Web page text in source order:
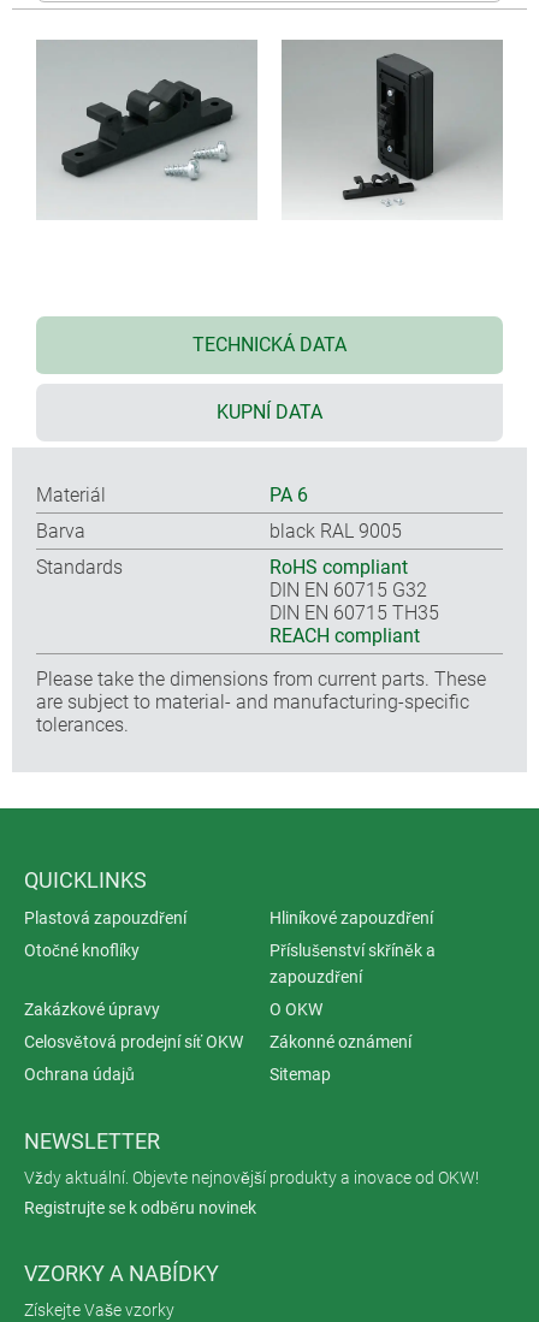
TECHNICKÁ DATA
KUPNÍ DATA
Materiál
PA 6
Barva
black RAL 9005
Standards
RoHS compliant
DIN EN 60715 G32
DIN EN 60715 TH35
REACH compliant
Please take the dimensions from current parts. These
are subject to material- and manufacturing-specific
tolerances.
QUICKLINKS
Plastová zapouzdření
Hliníkové zapouzdření
Otočné knoflíky
Příslušenství skříněk a
zapouzdření
Zakázkové úpravy
O OKW
Celosvětová prodejní síť OKW
Zákonné oznámení
Ochrana údajů
Sitemap
NEWSLETTER
Vždy aktuální. Objevte nejnovější produkty a inovace od OKW!
Registrujte se k odběru novinek
VZORKY A NABÍDKY
Získejte Vaše vzorky